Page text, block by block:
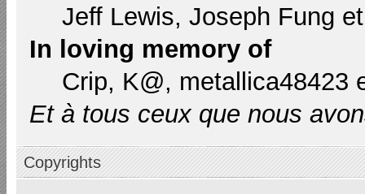
Jeff Lewis, Joseph Fung
In loving memory of
Crip, K@, metallica48423
Et à tous ceux que nous
Copyrights